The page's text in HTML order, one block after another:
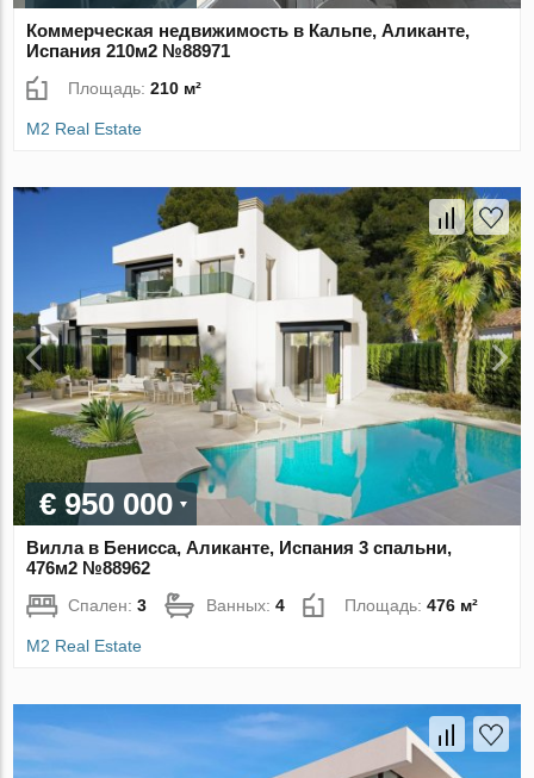
Коммерческая недвижимость в Кальпе, Аликанте,
Испания 210м2 №88971
Площадь:210 м²
M2 Real Estate
€ 950 000
Вилла в Бенисса, Аликанте, Испания 3 спальни,
476м2 №88962
Спален:3 Ванных:4 Площадь:476 м²
M2 Real Estate